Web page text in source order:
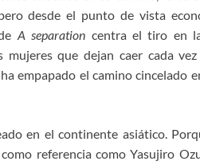
desde el punto de vista
A separation centra el tiro en
que dejan caer cada
empapado el camino cincelado
en el continente asiático.
referencia como Yasujiro